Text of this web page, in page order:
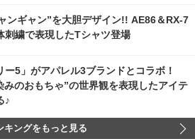
ンギャン”を大胆デザイン!! AE86＆RX-7
刺繍で表現したTシャツ登場
ー5」がアパレル3ブランドとコラボ！
みのおもちゃ”の世界観を表現したアイテ
♪
キングをもっと見る